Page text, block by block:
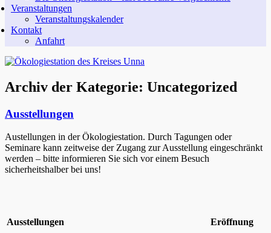
Veranstaltungen
Veranstaltungskalender
Kontakt
Anfahrt
Archiv der Kategorie: Uncategorized
Ausstellungen
Austellungen in der Ökologiestation. Durch Tagungen oder
Seminare kann zeitweise der Zugang zur Ausstellung eingeschränkt
werden – bitte informieren Sie sich vor einem Besuch
sicherheitshalber bei uns!
Ausstellungen Eröffnung